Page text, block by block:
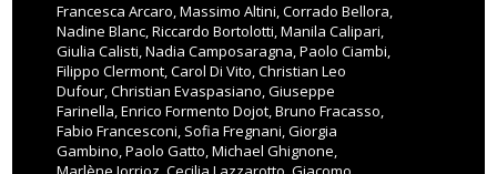
Francesca Arcaro, Massimo Altini, Corrado Bellora,
Nadine Blanc, Riccardo Bortolotti, Manila Calipari,
Giulia Calisti, Nadia Camposaragna, Paolo Ciambi,
Filippo Clermont, Carol Di Vito, Christian Leo
Dufour, Christian Evaspasiano, Giuseppe
Farinella, Enrico Formento Dojot, Bruno Fracasso,
Fabio Francesconi, Sofia Fregnani, Giorgia
Gambino, Paolo Gatto, Michael Ghignone,